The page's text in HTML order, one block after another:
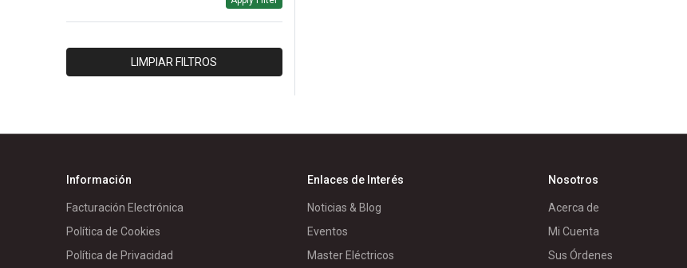
HERRAJES & ESTRUCTURAS
ISOLET
PARRES
LIMPIAR FILTROS
Información
Facturación Electrónica
Política de Cookies
Política de Privacidad
Enlaces de Interés
Noticias & Blog
Eventos
Master Eléctricos
Nosotros
Acerca de
Mi Cuenta
Sus Órdenes